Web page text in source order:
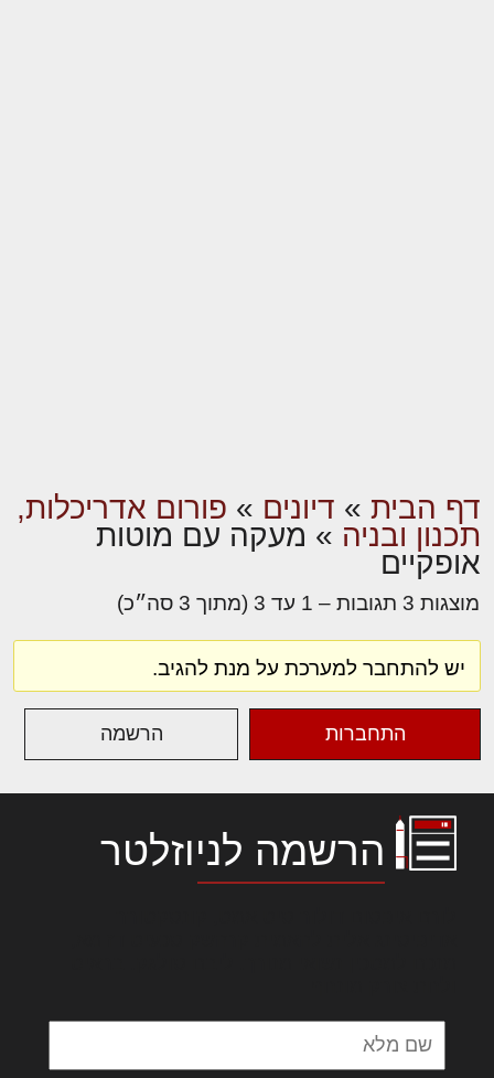
דף הבית » דיונים » פורום אדריכלות,
תכנון ובניה » מעקה עם מוטות
אופקיים
מוצגות 3 תגובות – 1 עד 3 (מתוך 3 סה״כ)
יש להתחבר למערכת על מנת להגיב.
התחברות הרשמה
הרשמה לניוזלטר